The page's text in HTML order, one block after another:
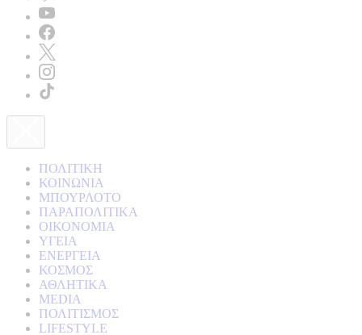
ΠΟΛΙΤΙΚΗ
ΚΟΙΝΩΝΙΑ
ΜΠΟΥΡΛΟΤΟ
ΠΑΡΑΠΟΛΙΤΙΚΑ
ΟΙΚΟΝΟΜΙΑ
ΥΓΕΙΑ
ΕΝΕΡΓΕΙΑ
ΚΟΣΜΟΣ
ΑΘΛΗΤΙΚΑ
MEDIA
ΠΟΛΙΤΙΣΜΟΣ
LIFESTYLE